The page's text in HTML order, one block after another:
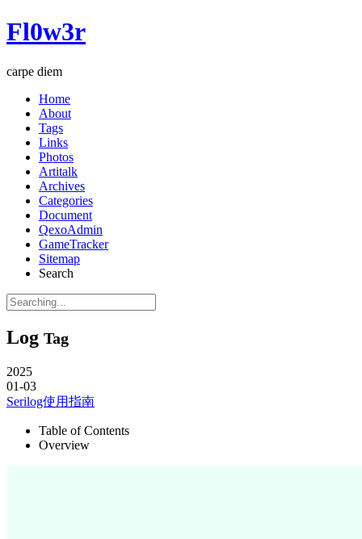
Fl0w3r
carpe diem
Home
About
Tags
Links
Photos
Artitalk
Archives
Categories
Document
QexoAdmin
GameTracker
Sitemap
Search
Log Tag
2025
01-03
Serilog使用指南
Table of Contents
Overview